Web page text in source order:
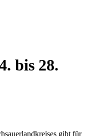
bis 28.
gibt für